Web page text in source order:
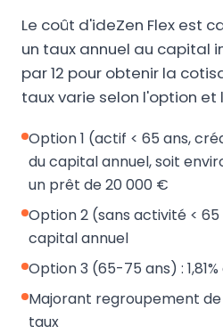
Le coût d'ideZen Flex est
un taux annuel au capital
par 12 pour obtenir la
taux varie selon l'option
Option 1 (actif < 65 ans,
du capital annuel, soit
un prêt de 20 000 €
Option 2 (sans activité < 65
capital annuel
Option 3 (65-75 ans) :
Majorant regroupement de
taux